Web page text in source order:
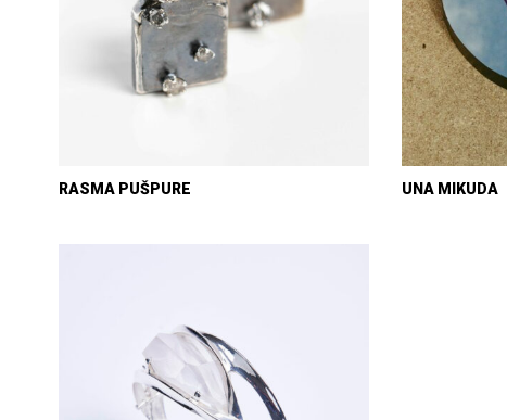
RASMA PUŠPURE UNA MIKUDA